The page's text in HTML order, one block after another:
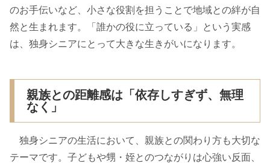
のお手伝いなど、小さな役割を担うことで地域との絆が自
然と生まれます。「誰かの役に立っている」という実感
は、独身シニアにとって大きな生きがいになります。
親族との距離感は「依存しすぎず、無理
なく」
独身シニアの生活において、親族との関わり方も大切な
テーマです。子どもや甥・姪とのつながりは心強い反面、